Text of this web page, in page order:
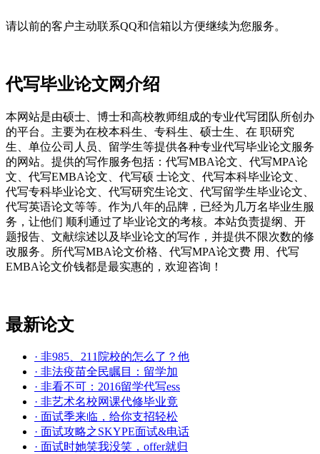
请以前的客户主动联系QQ和信箱以方便继续为您服务。
代写毕业论文网介绍
本网站是由硕士、博士和高校教师组成的专业代写团队所创办
的平台。主要为在校本科生、专科生、硕士生、在 职研究
生、单位公司人员、留学生等提供各种专业代写毕业论文服务
的网站。提供的写作服务包括：代写MBA论文、代写MPA论
文、代写EMBA论文、代写硕 士论文、代写本科毕业论文、
代写专科毕业论文、代写研究生论文、代写留学生毕业论文、
代写英语论文等等。作为八年的品牌，已经为几万名毕业生服
务，让他们 顺利通过了毕业论文的考核。本站负责提纲、开
题报告、文献综述以及毕业论文的写作，并提供不限次数的修
改服务。所代写MBA论文价格、代写MPA论文费 用、代写
EMBA论文价钱都是最实惠的，欢迎咨询！
最新论文
· 非985、211院校的怎么了？他
· 非法疫苗全民瞩目：留学加
· 非看不可：2016留学代写ess
· 非艺术名校网课代修毕业竟
· 面试季来临，给你支招轻松
· 面试攻略之SKYPE面试&电话
· 面试时她笑我没笑，offer就归